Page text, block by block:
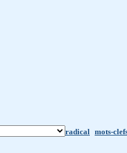
radical mots-